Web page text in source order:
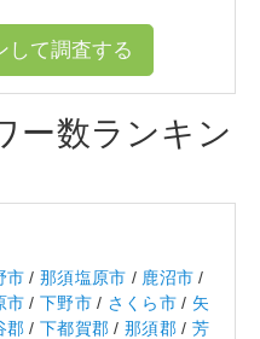
して調査する
ー数ランキン
市 /那須塩原市 / 鹿沼市 /
市 /下野市/ さくら市/ 矢
郡 /下都賀郡 / 那須郡/ 芳